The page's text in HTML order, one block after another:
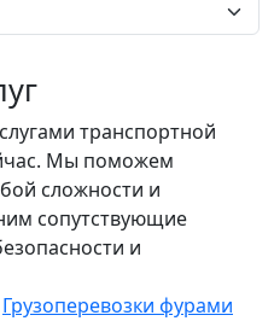
транспортной
Мы поможем
сложности и
сопутствующие
и
Грузоперевозки фурами